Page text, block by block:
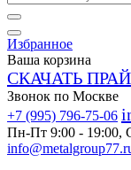
Избранное
Ваша корзина
СКАЧАТЬ
Звонок по Москве
+7 (995) 796-75-06
Пн-Пт 9:00 - 19:00,